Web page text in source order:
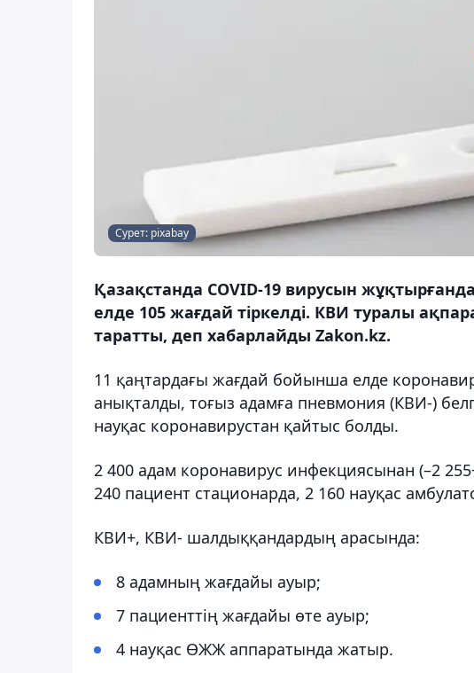
Сурет: pixabay
Қазақстанда COVID-19 вирусын
елде 105 жағдай тіркелді. КВИ туралы
таратты, деп хабарлайды Zakon.kz.
11 қаңтардағы жағдай бойынша елде
анықталды, тоғыз адамға пневмония (КВИ-)
науқас коронавирустан қайтыс болды.
2 400 адам коронавирус инфекциясынан (–2
240 пациент стационарда, 2 160 науқас
КВИ+, КВИ- шалдыққандардың арасында:
8 адамның жағдайы ауыр;
7 пациенттің жағдайы өте ауыр;
4 науқас ӨЖЖ аппаратында жатыр.